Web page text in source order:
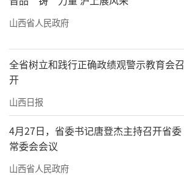
山西省人民政府
全省树立和践行正确政绩观警示教育会召
开
山西日报
4月27日，省委书记唐登杰主持召开省委
常委会会议
山西省人民政府